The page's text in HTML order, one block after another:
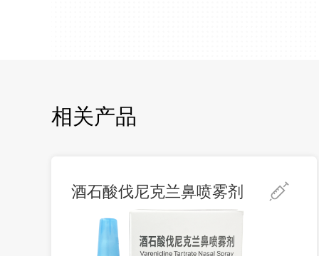
相关产品
酒石酸伐尼克兰鼻喷雾剂